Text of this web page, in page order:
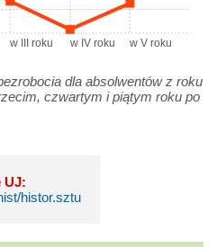
w III roku w IV roku w V roku
dla absolwentów z roku
czwartym i piątym roku po
UJ:
histor.sztu